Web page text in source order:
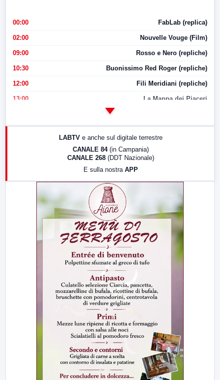
00:00 FabLab (replica)
02:00 Nouvelle Vouge (Film)
09:00 Rosso e Nero (repliche)
10:30 Buonissimo Red Roger (repliche)
12:00 Fili Meridiani (repliche)
13:00 La Mappa dei Piaceri
17:00 LabNews (replica)
LABTV e anche sul digitale terrestre
CANALE 84 (in Campania)
CANALE 268 (DDT Nazionale)
E sulla nostra APP